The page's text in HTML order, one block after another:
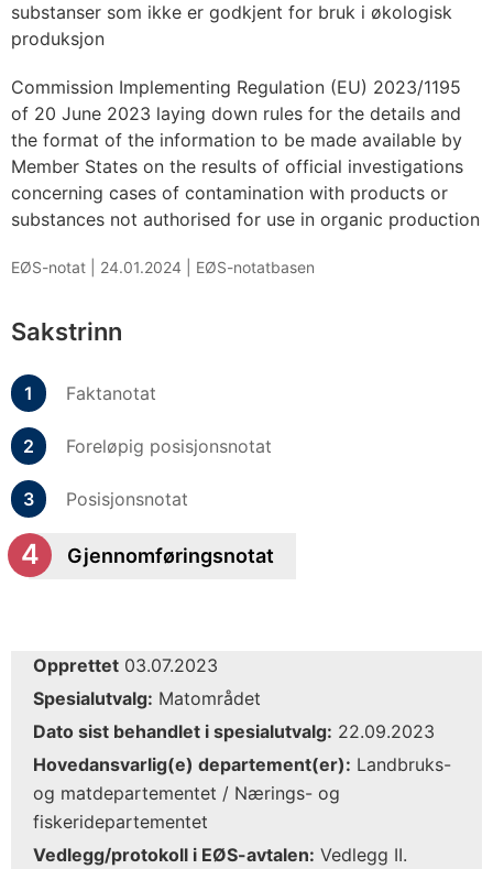
substanser som ikke er godkjent for bruk i økologisk
produksjon
Commission Implementing Regulation (EU) 2023/1195
of 20 June 2023 laying down rules for the details and
the format of the information to be made available by
Member States on the results of official investigations
concerning cases of contamination with products or
substances not authorised for use in organic production
EØS-notat | 24.01.2024 EØS-notatbasen
Sakstrinn
Faktanotat
Foreløpig posisjonsnotat
Posisjonsnotat
Gjennomføringsnotat
Opprettet 03.07.2023
Spesialutvalg: Matområdet
Dato sist behandlet i spesialutvalg: 22.09.2023
Hovedansvarlig(e) departement(er): Landbruks-
og matdepartementet / Nærings- og
fiskeridepartementet
Vedlegg/protokoll i EØS-avtalen: Vedlegg II.